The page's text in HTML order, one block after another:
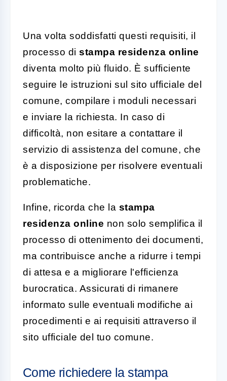
Una volta soddisfatti questi requisiti, il
processo di stampa residenza online
diventa molto più fluido. È sufficiente
seguire le istruzioni sul sito ufficiale del
comune, compilare i moduli necessari
e inviare la richiesta. In caso di
difficoltà, non esitare a contattare il
servizio di assistenza del comune, che
è a disposizione per risolvere eventuali
problematiche.
Infine, ricorda che la stampa
residenza online non solo semplifica il
processo di ottenimento dei documenti,
ma contribuisce anche a ridurre i tempi
di attesa e a migliorare l'efficienza
burocratica. Assicurati di rimanere
informato sulle eventuali modifiche ai
procedimenti e ai requisiti attraverso il
sito ufficiale del tuo comune.
Come richiedere la stampa